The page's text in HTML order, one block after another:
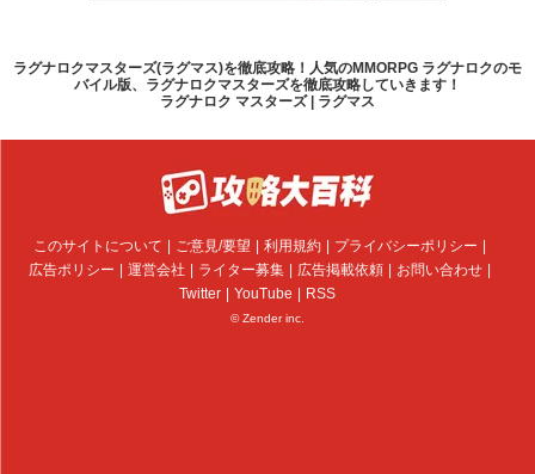
ラグナロクマスターズ(ラグマス)を徹底攻略！人気のMMORPG ラグナロクのモ
バイル版、ラグナロクマスターズを徹底攻略していきます！
ラグナロク マスターズ | ラグマス
このサイトについて ご意見/要望 利用規約
プライバシーポリシー
広告ポリシー
運営会社 ライター募集 広告掲載依頼
お問い合わせ
Twitter
YouTube RSS
© Zender inc.